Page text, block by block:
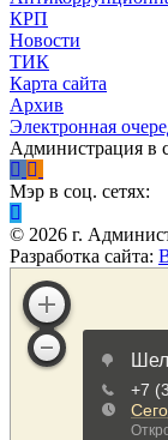
КРП
Новости
ТИК
Карта сайта
Архив
Электронная
Администрация в
Мэр в соц. сетях:
© 2026 г.
Разработка сайта: